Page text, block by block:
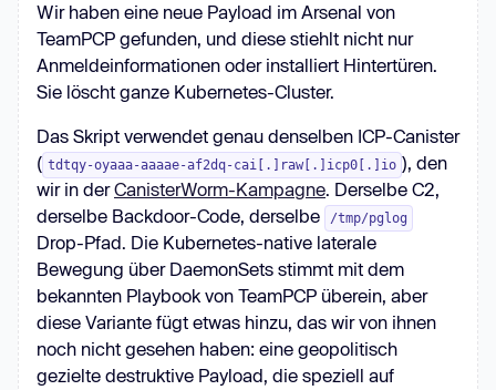
Wir haben eine neue Payload im Arsenal von
TeamPCP gefunden, und diese stiehlt nicht nur
Anmeldeinformationen oder installiert Hintertüren.
Sie löscht ganze Kubernetes-Cluster.
Das Skript verwendet genau denselben ICP-Canister
( tdtqy-oyaaa-aaaae-af2dq-cai[.]raw[.]icp0[.]io ), den
wir in derCanisterWorm-Kampagne. Derselbe C2,
derselbe Backdoor-Code, derselbe
/tmp/pglog
Drop-Pfad. Die Kubernetes-native laterale
Bewegung über DaemonSets stimmt mit dem
bekannten Playbook von TeamPCP überein, aber
diese Variante fügt etwas hinzu, das wir von ihnen
noch nicht gesehen haben: eine geopolitisch
gezielte destruktive Payload, die speziell auf